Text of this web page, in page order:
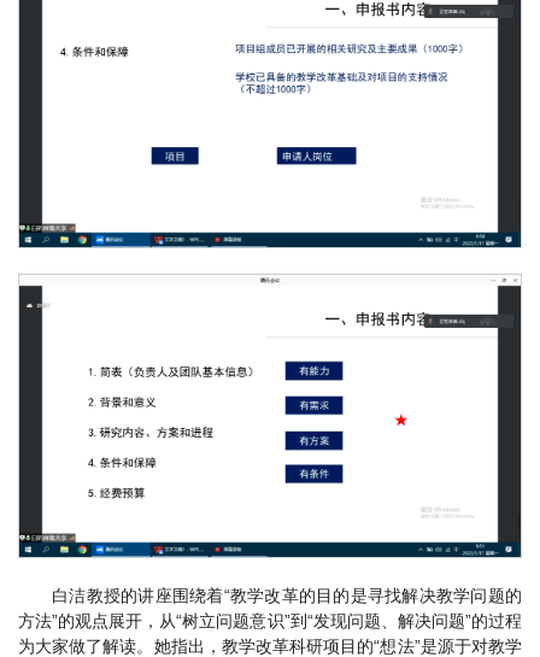
白洁教授的讲座围绕着“教学改革的目的是寻找解决教学问题的
方法”的观点展开，从“树立问题意识”到“发现问题、解决问题”的过程
为大家做了解读。她指出，教学改革科研项目的“想法”是源于对教学